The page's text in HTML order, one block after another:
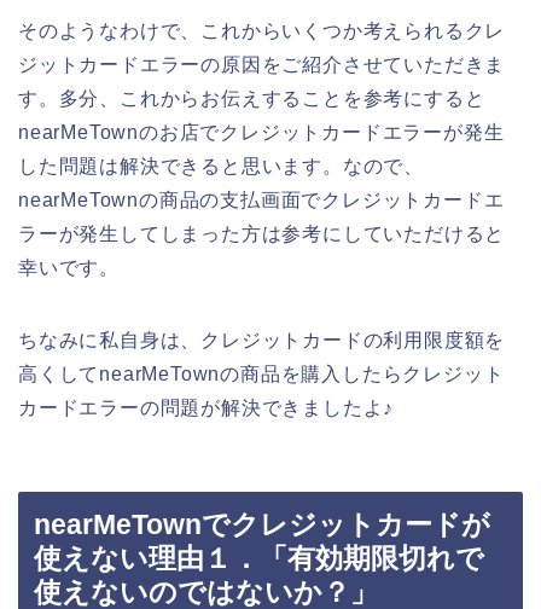
そのようなわけで、これからいくつか考えられるクレ
ジットカードエラーの原因をご紹介させていただきま
す。多分、これからお伝えすることを参考にすると
nearMeTownのお店でクレジットカードエラーが発生
した問題は解決できると思います。なので、
nearMeTownの商品の支払画面でクレジットカードエ
ラーが発生してしまった方は参考にしていただけると
幸いです。
ちなみに私自身は、クレジットカードの利用限度額を
高くしてnearMeTownの商品を購入したらクレジット
カードエラーの問題が解決できましたよ♪
nearMeTownでクレジットカードが
使えない理由１．「有効期限切れで
使えないのではないか？」